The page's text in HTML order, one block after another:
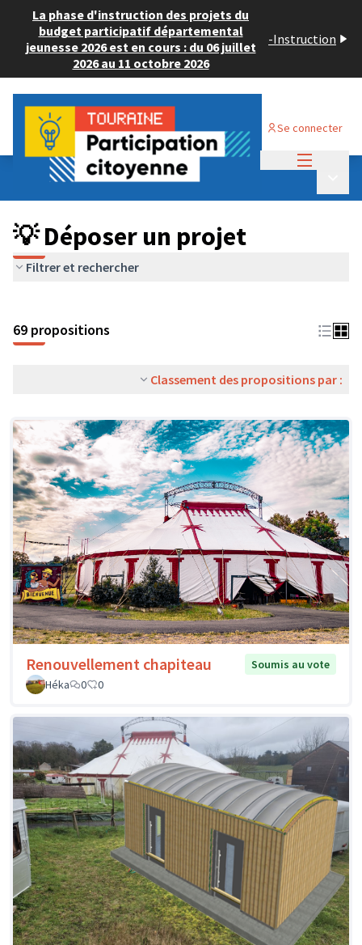
La phase d'instruction des projets du
budget participatif départemental
jeunesse 2026 est en cours : du 06 juillet
2026 au 11 octobre 2026
-Instruction
Se connecter
Budget Participatif ADULTE 2024
💡 Déposer un projet
💡 Déposer un projet
Filtrer et rechercher
69 propositions
Classement des propositions par :
Renouvellement chapiteau
Soumis au vote
Héka
0 0